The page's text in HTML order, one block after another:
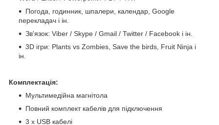
Погода, годинник, шпалери, календар, Google
перекладач і ін.
Зв'язок: Viber / Skype / Gmail / Twitter / Facebook і ін.
3D ігри: Plants vs Zombies, Save the birds, Fruit Ninja і
ін.
Комплектація:
Мультимедійна магнітола
Повний комплект кабелів для підключення
3 x USB кабелі